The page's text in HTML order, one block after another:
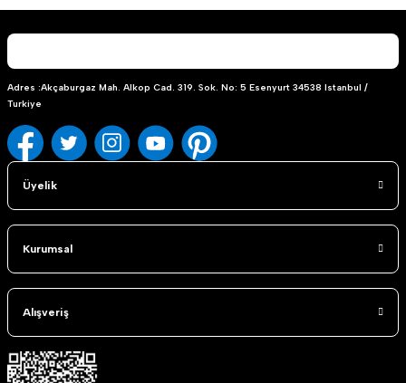
Gönder
Adres :Akçaburgaz Mah. Alkop Cad. 319. Sok. No: 5 Esenyurt 34538 Istanbul /
Turkiye
Üyelik
Kurumsal
Alışveriş